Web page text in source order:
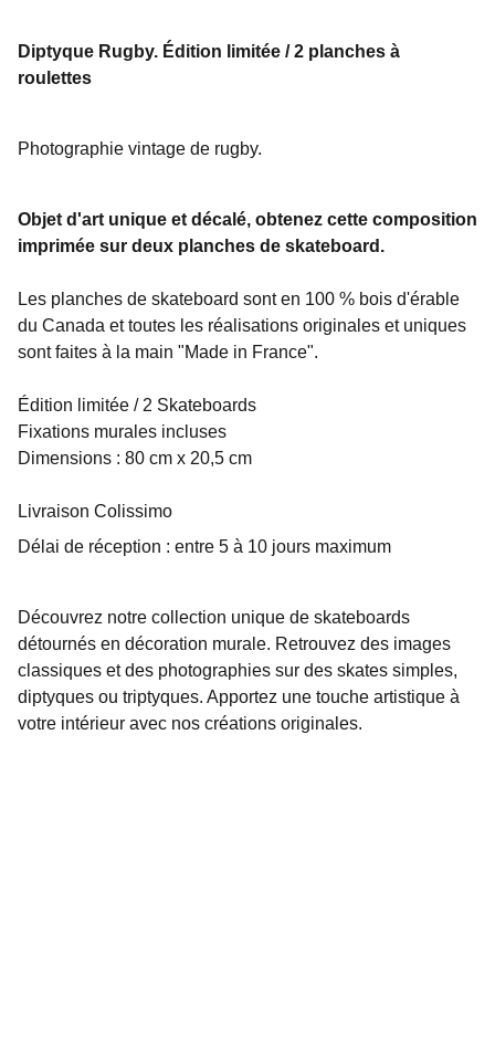
Diptyque Rugby. Édition limitée / 2 planches à
roulettes
Photographie vintage de rugby.
Objet d'art unique et décalé, obtenez cette composition
imprimée sur deux planches de skateboard.
Les planches de skateboard sont en 100 % bois d'érable
du Canada et toutes les réalisations originales et uniques
sont faites à la main "Made in France".
Édition limitée / 2 Skateboards
Fixations murales incluses
Dimensions : 80 cm x 20,5 cm
Livraison Colissimo
Délai de réception : entre 5 à 10 jours maximum
Découvrez notre collection unique de skateboards
détournés en décoration murale. Retrouvez des images
classiques et des photographies sur des skates simples,
diptyques ou triptyques. Apportez une touche artistique à
votre intérieur avec nos créations originales.